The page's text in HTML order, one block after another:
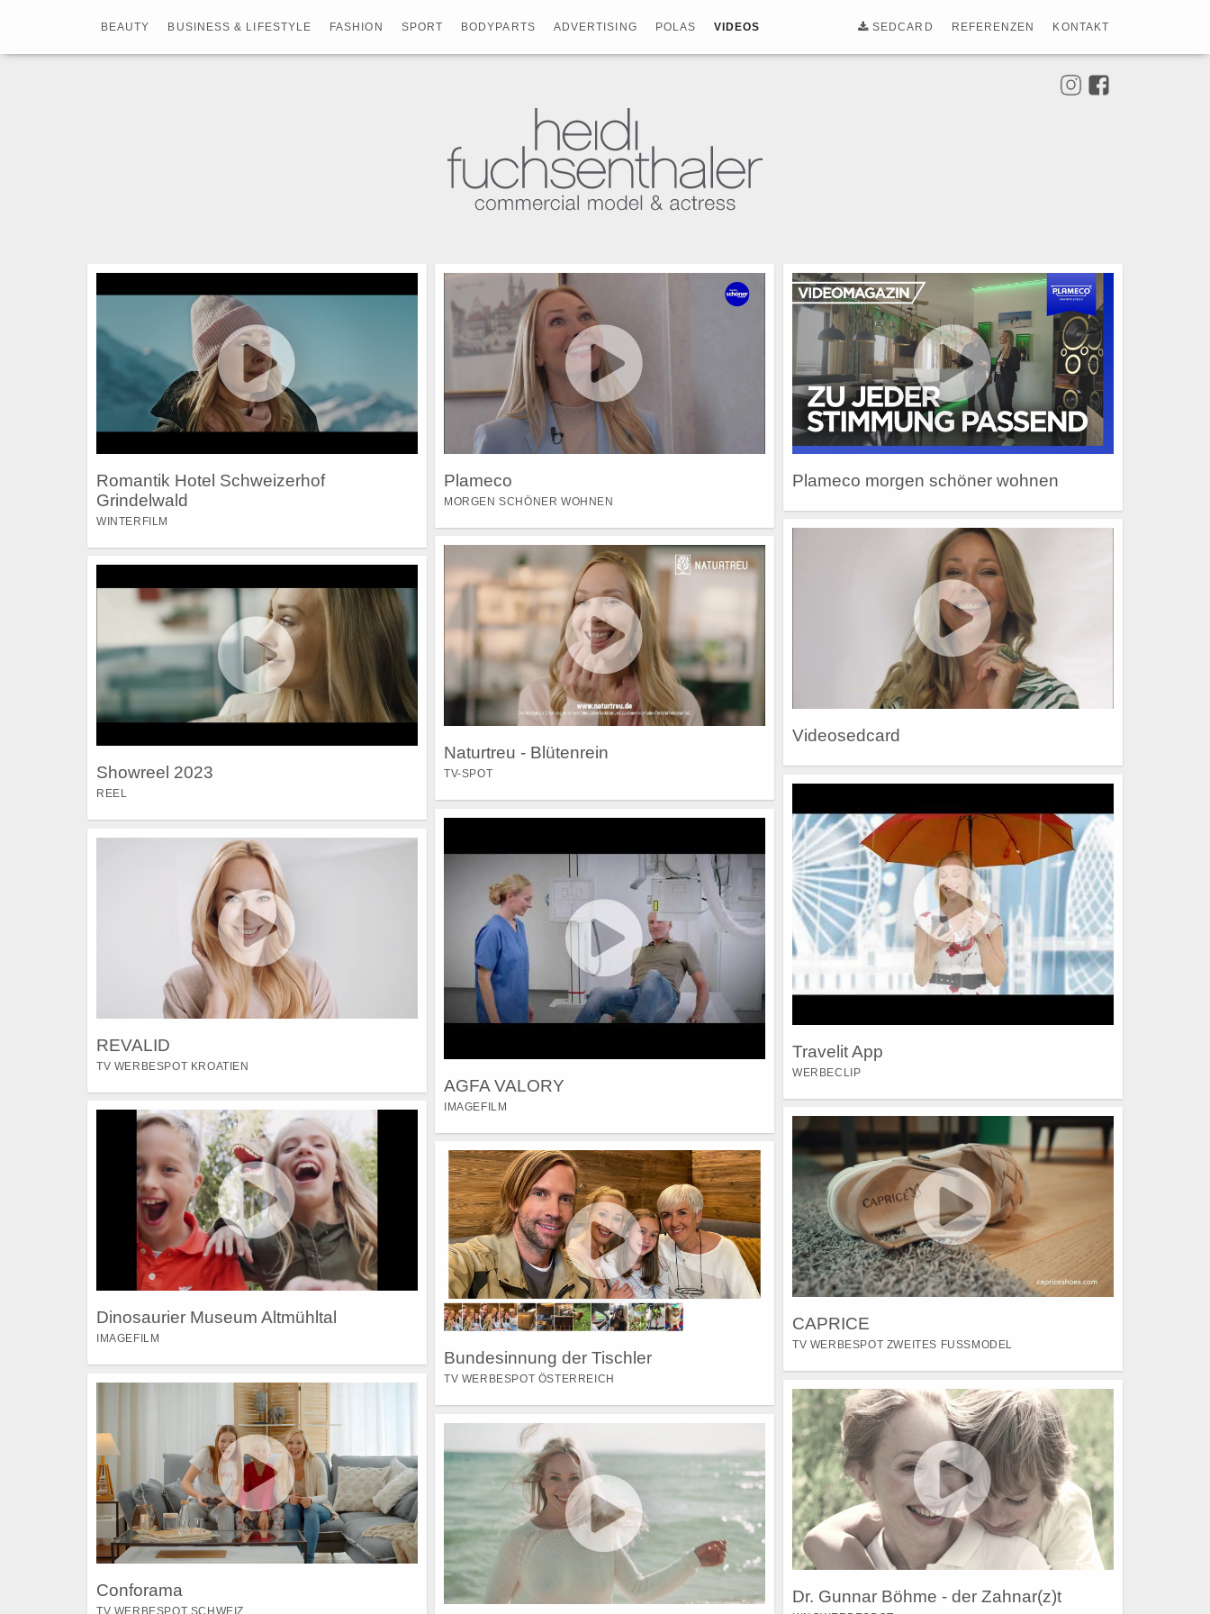
BEAUTY BUSINESS & LIFESTYLE FASHION SPORT BODYPARTS ADVERTISING POLAS VIDEOS SEDCARD REFERENZEN KONTAKT
Romantik Hotel Schweizerhof
Grindelwald
WINTERFILM
Plameco
MORGEN SCHÖNER WOHNEN
Plameco morgen schöner wohnen
Videosedcard
Naturtreu - Blütenrein
TV-SPOT
Showreel 2023
REEL
Travelit App
WERBECLIP
AGFA VALORY
IMAGEFILM
REVALID
TV WERBESPOT KROATIEN
Dinosaurier Museum Altmühltal
IMAGEFILM
CAPRICE
TV WERBESPOT ZWEITES FUSSMODEL
Bundesinnung der Tischler
TV WERBESPOT ÖSTERREICH
Conforama
TV WERBESPOT SCHWEIZ
Dr. Gunnar Böhme - der Zahnar(z)t